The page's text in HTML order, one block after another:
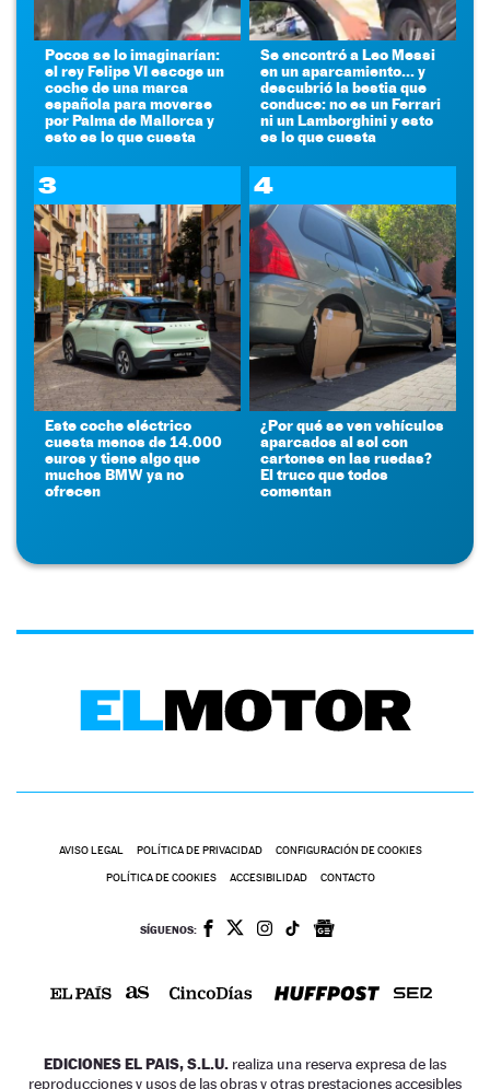
Pocos se lo imaginarían:
el rey Felipe VI escoge un
coche de una marca
española para moverse
por Palma de Mallorca y
esto es lo que cuesta
Se encontró a Leo Messi
en un aparcamiento... y
descubrió la bestia que
conduce: no es un Ferrari
ni un Lamborghini y esto
es lo que cuesta
3
Este coche eléctrico
cuesta menos de 14.000
euros y tiene algo que
muchos BMW ya no
ofrecen
4
¿Por qué se ven vehículos
aparcados al sol con
cartones en las ruedas?
El truco que todos
comentan
AVISO LEGAL POLÍTICA DE PRIVACIDAD CONFIGURACIÓN DE COOKIES
POLÍTICA DE COOKIES ACCESIBILIDAD CONTACTO
SÍGUENOS:
EDICIONES EL PAIS, S.L.U. realiza una reserva expresa de las
reproducciones y usos de las obras y otras prestaciones accesibles